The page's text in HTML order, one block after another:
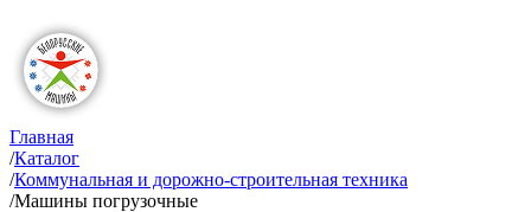
Главная
/Каталог
/Коммунальная и дорожно-строительная техника
/Машины погрузочные